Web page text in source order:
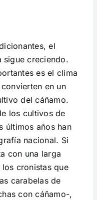
el
sigue creciendo.
es el clima
en un
del cáñamo.
los cultivos de
últimos años han
nacional. Si
con una larga
los cronistas que
carabelas de
con cáñamo-,